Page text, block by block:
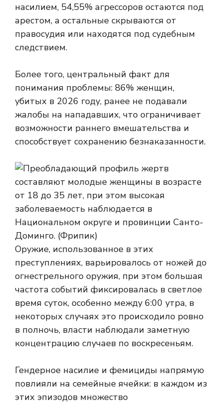
насилием, 54,55% агрессоров остаются под
арестом, а остальные скрываются от
правосудия или находятся под судебным
следствием.
Более того, центральный факт для
понимания проблемы: 86% женщин,
убитых в 2026 году, ранее не подавали
жалобы на нападавших, что ограничивает
возможности раннего вмешательства и
способствует сохранению безнаказанности.
Оружие, использованное в этих
преступлениях, варьировалось от ножей до
огнестрельного оружия, при этом большая
частота событий фиксировалась в светлое
время суток, особенно между 6:00 утра, в
некоторых случаях это происходило ровно
в полночь, власти наблюдали заметную
концентрацию случаев по воскресеньям.
Гендерное насилие и фемициды напрямую
повлияли на семейные ячейки: в каждом из
этих эпизодов множество